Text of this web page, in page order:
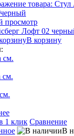
просмотр
Лофт 02
В корзину
см.
см.
1 клик Сравнение
В